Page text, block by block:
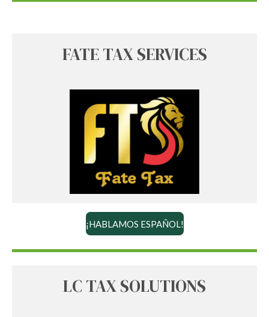
FATE TAX SERVICES
¡HABLAMOS ESPAÑOL!
LC TAX SOLUTIONS